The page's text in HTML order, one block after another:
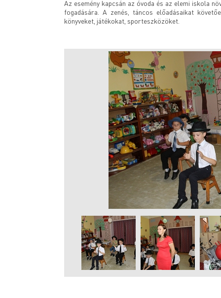
Az esemény kapcsán az óvoda és az elemi iskola
fogadására. A zenés, táncos előadásaikat
könyveket, játékokat, sporteszközöket.